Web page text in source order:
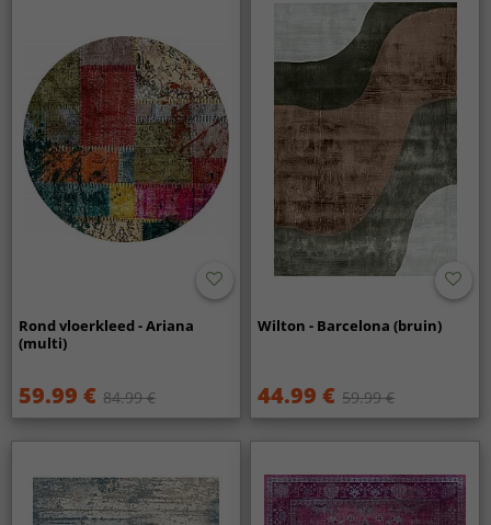
Rond vloerkleed - Ariana
(multi)
59.99 € 84.99 €
Wilton - Barcelona (bruin)
44.99 € 59.99 €